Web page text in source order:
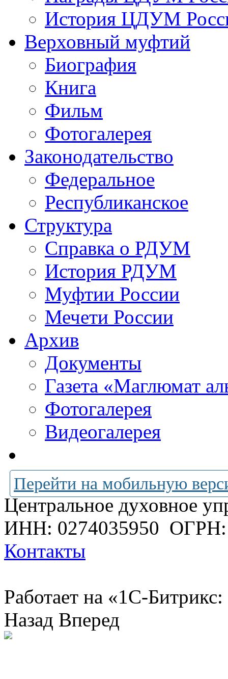
История ЦДУМ
Верховный муфтий
Биография
Книга
Фильм
Фотогалерея
Законодательство
Федеральное
Республиканское
Структура
Справка о РДУМ
История РДУМ
Муфтии России
Мечети России
Архив
Документы
Газета «Маглюмат
Фотогалерея
Видеогалерея
Перейти на мобильную
Центральное духовное
ИНН: 0274035950 ОГРН:
Контакты
Работает на «1С-
Назад Вперед